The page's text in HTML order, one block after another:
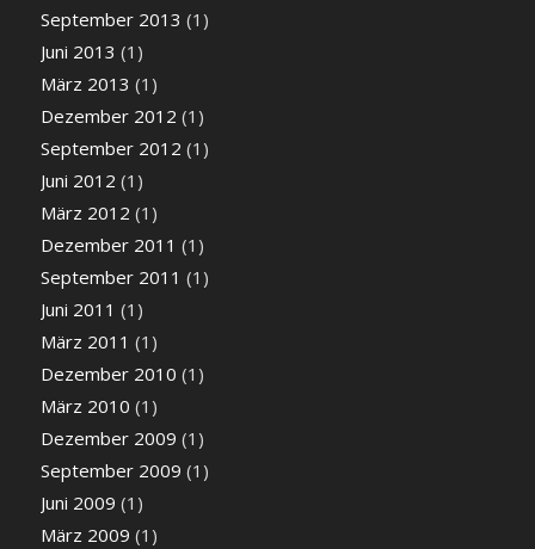
September 2013 (1)
Juni 2013 (1)
März 2013 (1)
Dezember 2012 (1)
September 2012 (1)
Juni 2012 (1)
März 2012 (1)
Dezember 2011 (1)
September 2011 (1)
Juni 2011 (1)
März 2011 (1)
Dezember 2010 (1)
März 2010 (1)
Dezember 2009 (1)
September 2009 (1)
Juni 2009 (1)
März 2009 (1)